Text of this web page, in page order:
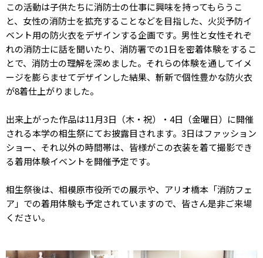
この活動は子供たちに消防士の仕事に興味を持ってもらうこ
と、女性の消防士を拡充することなどを目指した、火災予防イ
ベント用の防火衣をデザインする企画です。男性と女性それぞ
れの消防士に話を聞いたり、消防署での1日を密着体験をするこ
とで、消防士の理解を深めました。それらの体験を通してイメ
ージを膨らませてデザインした結果、斬新で個性豊かな防火衣
が8着仕上がりました。
出来上がった作品は11月3日（木・祝）・4日（金曜日）に開催
される本学の相生祭にてお披露目されます。3日はファッション
ショー、それ以外の時間帯は、皆様がこの衣装を着て撮影でき
る着用体験イベントを開催予定です。
相生祭後は、相模原市役所での展示や、アリオ橋本「消防フェ
ア」での着用体験も予定されていますので、皆さん是非ご来場
ください。